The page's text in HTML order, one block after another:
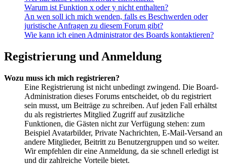
Warum ist Funktion x oder y nicht enthalten?
An wen soll ich mich wenden, falls es Beschwerden oder
juristische Anfragen zu diesem Forum gibt?
Wie kann ich einen Administrator des Boards kontaktieren?
Registrierung und Anmeldung
Wozu muss ich mich registrieren?
Eine Registrierung ist nicht unbedingt zwingend. Die Board-
Administration dieses Forums entscheidet, ob du registriert
sein musst, um Beiträge zu schreiben. Auf jeden Fall erhältst
du als registriertes Mitglied Zugriff auf zusätzliche
Funktionen, die Gästen nicht zur Verfügung stehen: zum
Beispiel Avatarbilder, Private Nachrichten, E-Mail-Versand an
andere Mitglieder, Beitritt zu Benutzergruppen und so weiter.
Wir empfehlen dir eine Anmeldung, da sie schnell erledigt ist
und dir zahlreiche Vorteile bietet.